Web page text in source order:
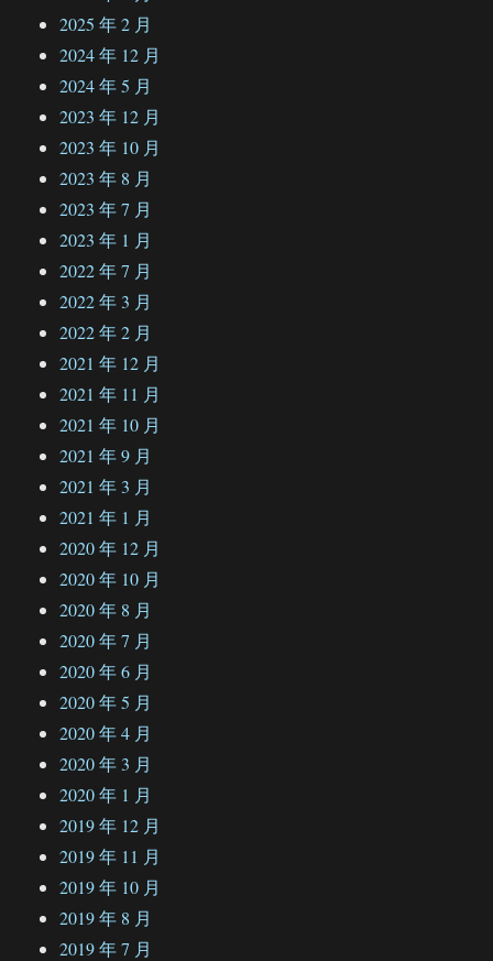
2025 年 2 月
2024 年 12 月
2024 年 5 月
2023 年 12 月
2023 年 10 月
2023 年 8 月
2023 年 7 月
2023 年 1 月
2022 年 7 月
2022 年 3 月
2022 年 2 月
2021 年 12 月
2021 年 11 月
2021 年 10 月
2021 年 9 月
2021 年 3 月
2021 年 1 月
2020 年 12 月
2020 年 10 月
2020 年 8 月
2020 年 7 月
2020 年 6 月
2020 年 5 月
2020 年 4 月
2020 年 3 月
2020 年 1 月
2019 年 12 月
2019 年 11 月
2019 年 10 月
2019 年 8 月
2019 年 7 月